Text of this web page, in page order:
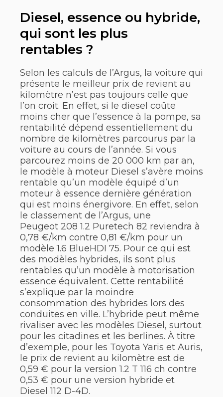
Diesel, essence ou hybride,
qui sont les plus
rentables ?
Selon les calculs de l’Argus, la voiture qui
présente le meilleur prix de revient au
kilomètre n’est pas toujours celle que
l’on croit. En effet, si le diesel coûte
moins cher que l’essence à la pompe, sa
rentabilité dépend essentiellement du
nombre de kilomètres parcourus par la
voiture au cours de l’année. Si vous
parcourez moins de 20 000 km par an,
le modèle à moteur Diesel s’avère moins
rentable qu’un modèle équipé d’un
moteur à essence dernière génération
qui est moins énergivore. En effet, selon
le classement de l’Argus, une
Peugeot 208 1.2 Puretech 82 reviendra à
0,78 €/km contre 0,81 €/km pour un
modèle 1.6 BlueHDI 75. Pour ce qui est
des modèles hybrides, ils sont plus
rentables qu’un modèle à motorisation
essence équivalent. Cette rentabilité
s’explique par la moindre
consommation des hybrides lors des
conduites en ville. L’hybride peut même
rivaliser avec les modèles Diesel, surtout
pour les citadines et les berlines. À titre
d’exemple, pour les Toyota Yaris et Auris,
le prix de revient au kilomètre est de
0,59 € pour la version 1.2 T 116 ch contre
0,53 € pour une version hybride et
Diesel 112 D-4D.